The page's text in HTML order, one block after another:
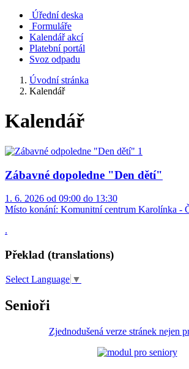
Úřední deska
Formuláře
Kalendář akcí
Platební portál
Svoz odpadu
Úvodní stránka
Kalendář
Kalendář
Zábavné dopoledne "Den dětí"
1. 6. 2026 od 09:00 do 13:30
Místo konání: Komunitní centrum Karolínka -
.
Překlad (translations)
Select Language ▼
Senioři
Zjednodušená verze stránek nejen